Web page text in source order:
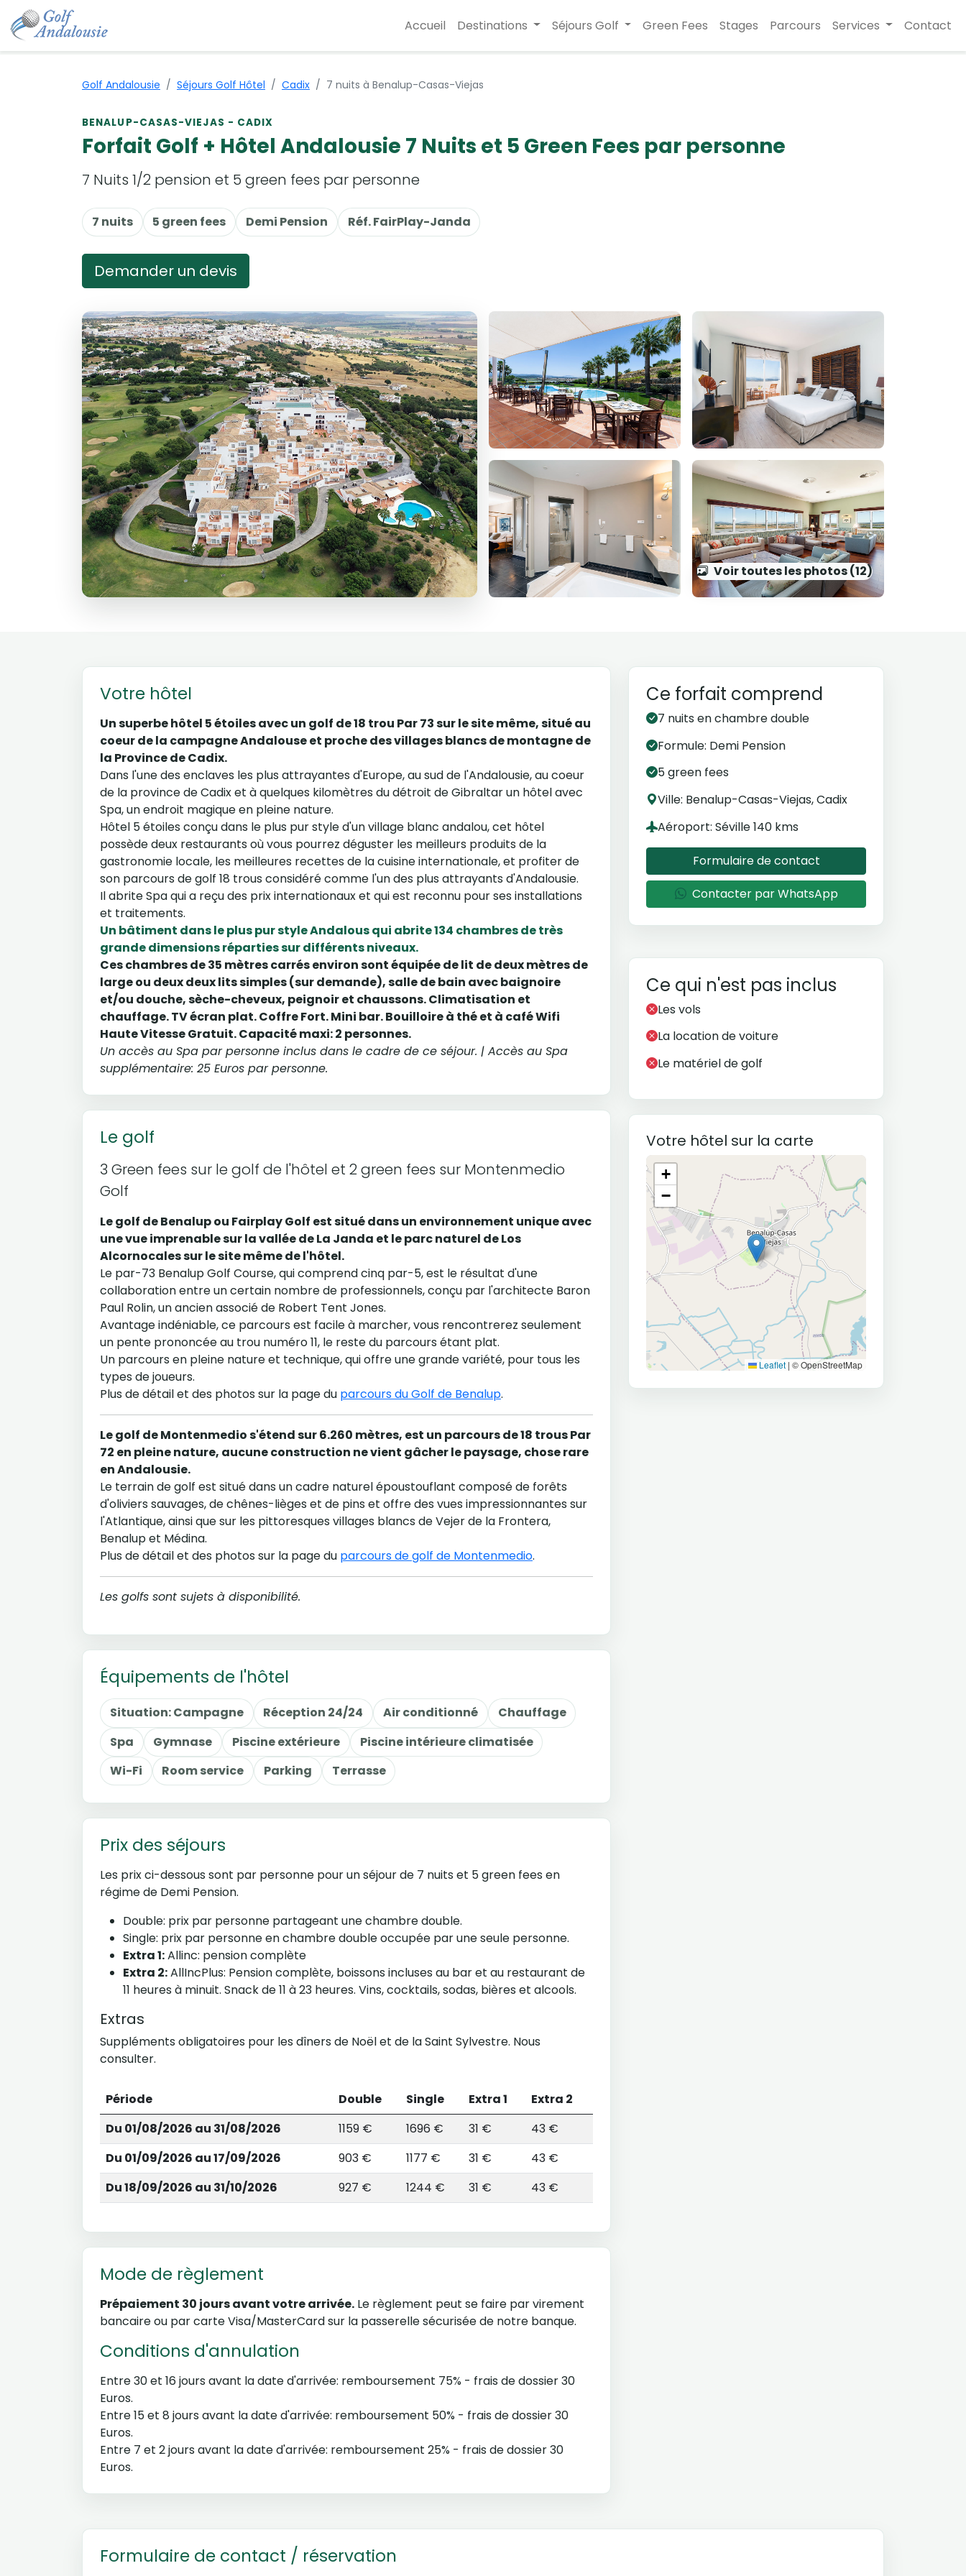
Accueil Destinations Séjours Golf Green Fees Stages Parcours Services Contact
Golf Andalousie Séjours Golf Hôtel Cadix 7 nuits à Benalup-Casas-Viejas
BENALUP-CASAS-VIEJAS - CADIX
Forfait Golf + Hôtel Andalousie 7 Nuits et 5 Green Fees par personne
7 Nuits 1/2 pension et 5 green fees par personne
7 nuits 5 green fees Demi Pension Réf. FairPlay-Janda
Demander un devis
Voir toutes les photos (12)
Votre hôtel
Un superbe hôtel 5 étoiles avec un golf de 18 trou Par 73 sur le site même, situé au
coeur de la campagne Andalouse et proche des villages blancs de montagne de
la Province de Cadix.
Dans l'une des enclaves les plus attrayantes d'Europe, au sud de l'Andalousie, au coeur
de la province de Cadix et à quelques kilomètres du détroit de Gibraltar un hôtel avec
Spa, un endroit magique en pleine nature.
Hôtel 5 étoiles conçu dans le plus pur style d'un village blanc andalou, cet hôtel
possède deux restaurants où vous pourrez déguster les meilleurs produits de la
gastronomie locale, les meilleures recettes de la cuisine internationale, et profiter de
son parcours de golf 18 trous considéré comme l'un des plus attrayants d'Andalousie.
Il abrite Spa qui a reçu des prix internationaux et qui est reconnu pour ses installations
et traitements.
Un bâtiment dans le plus pur style Andalous qui abrite 134 chambres de très
grande dimensions réparties sur différents niveaux.
Ces chambres de 35 mètres carrés environ sont équipée de lit de deux mètres de
large ou deux deux lits simples (sur demande), salle de bain avec baignoire
et/ou douche, sèche-cheveux, peignoir et chaussons. Climatisation et
chauffage. TV écran plat. Coffre Fort. Mini bar. Bouilloire à thé et à café Wifi
Haute Vitesse Gratuit. Capacité maxi: 2 personnes.
Un accès au Spa par personne inclus dans le cadre de ce séjour. | Accès au Spa
supplémentaire: 25 Euros par personne.
Le golf
3 Green fees sur le golf de l'hôtel et 2 green fees sur Montenmedio
Golf
Le golf de Benalup ou Fairplay Golf est situé dans un environnement unique avec
une vue imprenable sur la vallée de La Janda et le parc naturel de Los
Alcornocales sur le site même de l'hôtel.
Le par-73 Benalup Golf Course, qui comprend cinq par-5, est le résultat d'une
collaboration entre un certain nombre de professionnels, conçu par l'architecte Baron
Paul Rolin, un ancien associé de Robert Tent Jones.
Avantage indéniable, ce parcours est facile à marcher, vous rencontrerez seulement
un pente prononcée au trou numéro 11, le reste du parcours étant plat.
Un parcours en pleine nature et technique, qui offre une grande variété, pour tous les
types de joueurs.
Plus de détail et des photos sur la page du parcours du Golf de Benalup.
Le golf de Montenmedio s'étend sur 6.260 mètres, est un parcours de 18 trous Par
72 en pleine nature, aucune construction ne vient gâcher le paysage, chose rare
en Andalousie.
Le terrain de golf est situé dans un cadre naturel époustouflant composé de forêts
d'oliviers sauvages, de chênes-lièges et de pins et offre des vues impressionnantes sur
l'Atlantique, ainsi que sur les pittoresques villages blancs de Vejer de la Frontera,
Benalup et Médina.
Plus de détail et des photos sur la page du parcours de golf de Montenmedio.
Les golfs sont sujets à disponibilité.
Équipements de l'hôtel
Situation: Campagne Réception 24/24 Air conditionné
Chauffage
Spa
Gymnase Piscine extérieure
Piscine intérieure climatisée
Wi-Fi
Room service Parking Terrasse
Prix des séjours
Les prix ci-dessous sont par personne pour un séjour de 7 nuits et 5 green fees en
régime de Demi Pension.
Double: prix par personne partageant une chambre double.
Single: prix par personne en chambre double occupée par une seule personne.
Extra 1:Allinc: pension complète
Extra 2:AllIncPlus: Pension complète, boissons incluses au bar et au restaurant de
11 heures à minuit. Snack de 11 à 23 heures. Vins, cocktails, sodas, bières et alcools.
Extras
Suppléments obligatoires pour les dîners de Noël et de la Saint Sylvestre. Nous
consulter.
Période Double Single Extra 1
Extra 2
Du 01/08/2026 au 31/08/2026
1159 € 1696 € 31 €
43 €
Du 01/09/2026 au 17/09/2026
903 € 1177 € 31 €
43 €
Du 18/09/2026 au 31/10/2026
927 € 1244 € 31 € 43 €
Mode de règlement
Prépaiement 30 jours avant votre arrivée. Le règlement peut se faire par virement
bancaire ou par carte Visa/MasterCard sur la passerelle sécurisée de notre banque.
Conditions d'annulation
Entre 30 et 16 jours avant la date d'arrivée: remboursement 75% - frais de dossier 30
Euros.
Entre 15 et 8 jours avant la date d'arrivée: remboursement 50% - frais de dossier 30
Euros.
Entre 7 et 2 jours avant la date d'arrivée: remboursement 25% - frais de dossier 30
Euros.
Ce forfait comprend
7 nuits en chambre double
Formule: Demi Pension
5 green fees
Ville: Benalup-Casas-Viejas, Cadix
Aéroport: Séville 140 kms
Formulaire de contact
Contacter par WhatsApp
Ce qui n'est pas inclus
Les vols
La location de voiture
Le matériel de golf
Votre hôtel sur la carte
+
−
Leaflet | © OpenStreetMap
Formulaire de contact / réservation